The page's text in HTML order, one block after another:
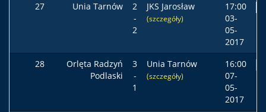
27 Unia Tarnów
2
-
2
JKS Jarosław
(szczegóły)
17:00
03-
05-
2017
28
Orlęta Radzyń
Podlaski
3
-
1
Unia Tarnów
(szczegóły)
16:00
07-
05-
2017